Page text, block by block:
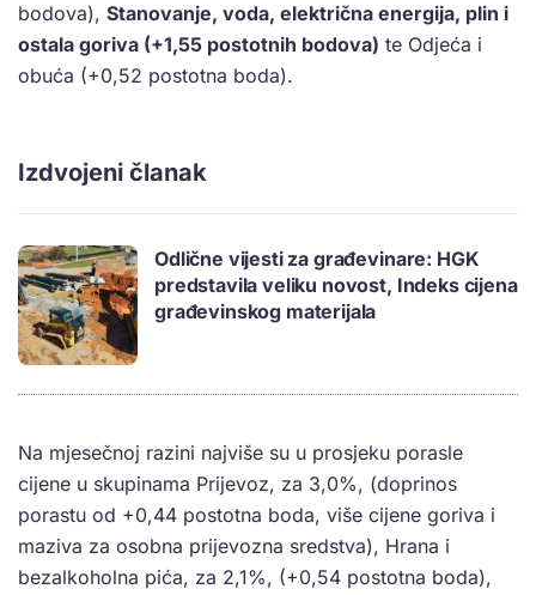
bodova), Stanovanje, voda, električna energija, plin i
ostala goriva (+1,55 postotnih bodova) te Odjeća i
obuća (+0,52 postotna boda).
Izdvojeni članak
Odlične vijesti za građevinare: HGK
predstavila veliku novost, Indeks cijena
građevinskog materijala
Na mjesečnoj razini najviše su u prosjeku porasle
cijene u skupinama Prijevoz, za 3,0%, (doprinos
porastu od +0,44 postotna boda, više cijene goriva i
maziva za osobna prijevozna sredstva), Hrana i
bezalkoholna pića, za 2,1%, (+0,54 postotna boda),